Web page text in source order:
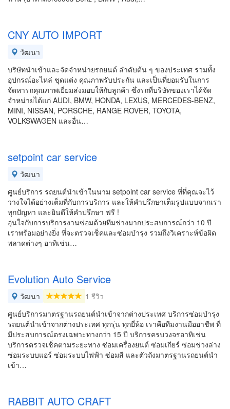
CNY AUTO IMPORT
วัฒนา
บริษัทนำเข้าและจัดจำหน่ายรถยนต์ ลำดับต้น ๆ ของประเทศ รวมทั้ง
อุปกรณ์อะไหล่ ชุดแต่ง คุณภาพรับประกัน และเป็นที่ยอมรับในการ
จัดหารถคุณภาพเยี่ยมส่งมอบให้กับลูกค้า ซึ่งรถที่บริษัทของเราได้จัด
จำหน่ายได้แก่ AUDI, BMW, HONDA, LEXUS, MERCEDES-BENZ,
MINI, NISSAN, PORSCHE, RANGE ROVER, TOYOTA,
VOLKSWAGEN และอื่น…
setpoint car service
วัฒนา
ศูนย์บริการ รถยนต์นำเข้าในนาม setpoint car service ที่ที่คุณจะไว้
วางใจได้อย่างเต็มที่กับการบริการ และให้คำปรึกษาเต็มรูปแบบจากเรา
ทุกปัญหา และยินดีให้คำปรึกษา ฟรี !
อุ่นใจกับการบริการงานซ่อมด้วยทีมช่างมากประสบการณ์กว่า 10 ปี
เราพร้อมอย่างยิ่ง ที่จะตรวจเช็คและซ่อมบำรุง รวมถึงวิเคราะห์ข้อผิด
พลาดต่างๆ อาทิเช่น…
Evolution Auto Service
วัฒนา
1 รีวิว
ศูนย์บริการมาตรฐานรถยนต์นำเข้าจากต่างประเทศ บริการซ่อมบำรุง
รถยนต์นำเข้าจากต่างประเทศ ทุกรุ่น ทุกยี่ห้อ เราคือทีมงานมืออาชีพ ที่
มีประสบการณ์ตรงเฉพาะทางกว่า 15 ปี บริการครบวงจรอาทิเช่น
บริการตรวจเช็คตามระยะทาง ซ่อมเครื่องยนต์ ซ่อมเกียร์ ซ่อมช่วงล่าง
ซ่อมระบบแอร์ ซ่อมระบบไฟฟ้า ซ่อมสี และตัวถังมาตรฐานรถยนต์นำ
เข้า…
RABBIT AUTO CRAFT